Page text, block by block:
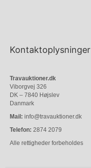
Kontaktoplysninger
Travauktioner.dk
Viborgvej 326
DK – 7840 Højslev
Danmark
Mail: info@travauktioner.dk
Telefon: 2874 2079
Alle rettigheder forbeholdes